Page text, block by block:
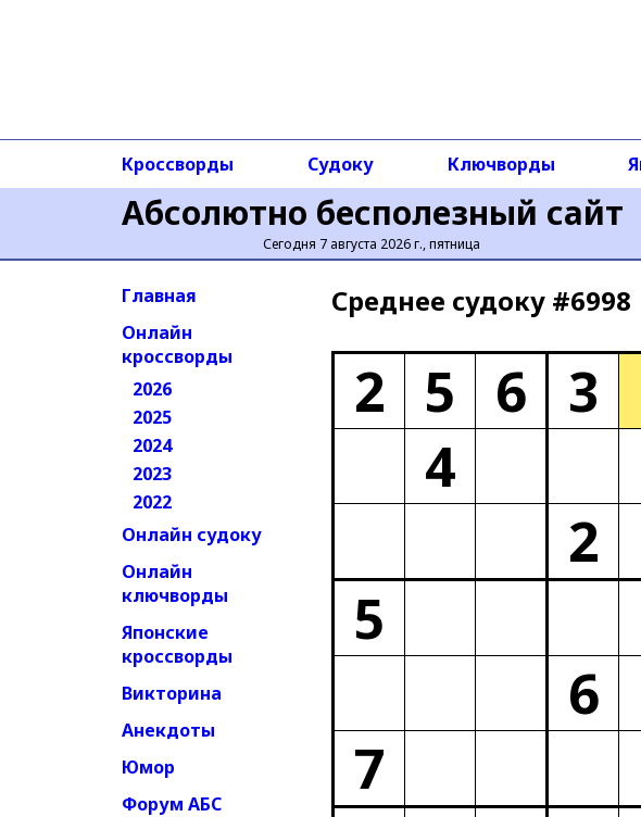
Абсолютно бесполезный сайт
Сегодня 7 августа 2026 г., пятница
Кроссворды Судоку Ключворды
Главная
Онлайн
кроссворды
2026
2025
2024
2023
2022
Онлайн судоку
Онлайн
ключворды
Японские
кроссворды
Викторина
Анекдоты
Юмор
Форум АБС
Среднее cудоку #6998
2 5 6 3
4
2
5
6
7